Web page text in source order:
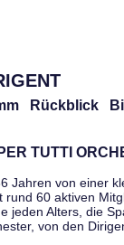
Rückblick
TUTTI
Jahren von einer
60 aktiven
jeden Alters, die
von den